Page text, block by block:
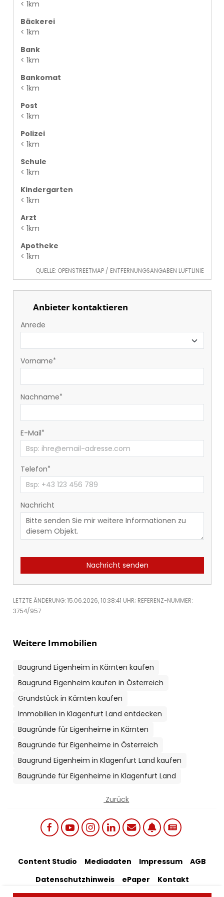
< 1km
Bäckerei
< 1km
Bank
< 1km
Bankomat
< 1km
Post
< 1km
Polizei
< 1km
Schule
< 1km
Kindergarten
< 1km
Arzt
< 1km
Apotheke
< 1km
QUELLE: OPENSTREETMAP / ENTFERNUNGSANGABEN LUFTLINIE
Anbieter kontaktieren
Anrede
Vorname
Nachname
E-Mail
Telefon
Nachricht
Nachricht senden
LETZTE ÄNDERUNG: 15.06.2026, 10:38:41 UHR; REFERENZ-NUMMER:
3754/957
Weitere Immobilien
Baugrund Eigenheim in Kärnten kaufen
Baugrund Eigenheim kaufen in Österreich
Grundstück in Kärnten kaufen
Immobilien in Klagenfurt Land entdecken
Baugründe für Eigenheime in Kärnten
Baugründe für Eigenheime in Österreich
Baugrund Eigenheim in Klagenfurt Land kaufen
Baugründe für Eigenheime in Klagenfurt Land
Zurück
Social links menu
Footer Bottom Menu
Content Studio Mediadaten Impressum
AGB
Datenschutzhinweis
ePaper
Kontakt